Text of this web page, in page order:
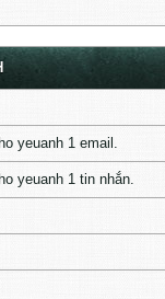
yeuanh 1 email.
yeuanh 1 tin nhắn.